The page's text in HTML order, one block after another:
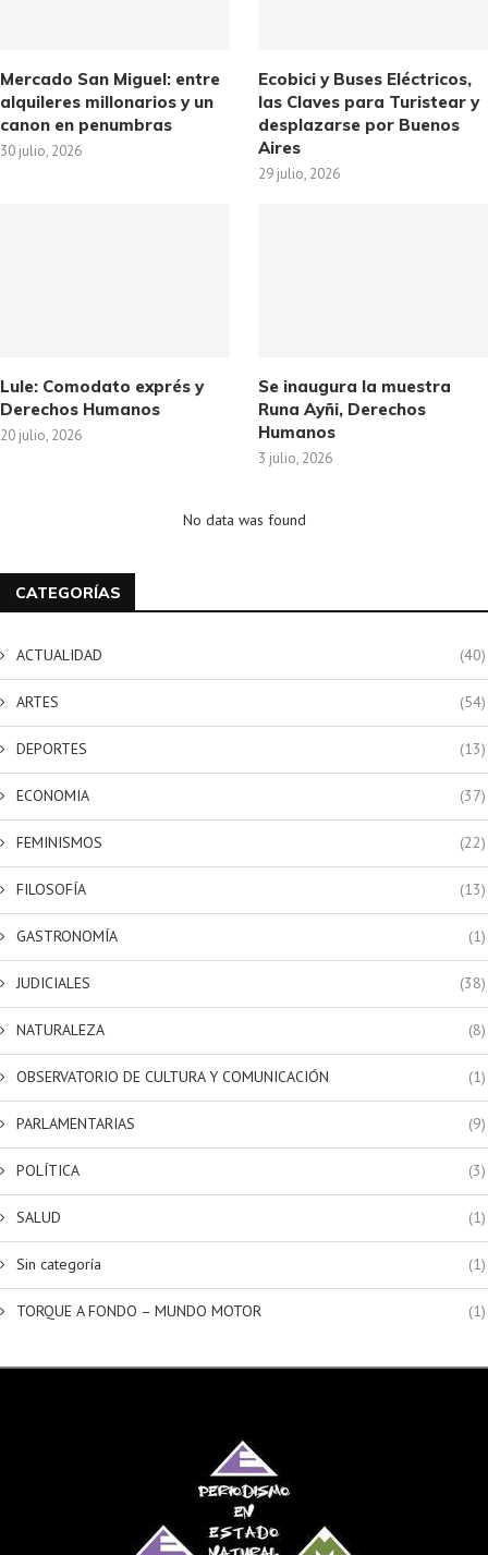
Mercado San Miguel: entre
alquileres millonarios y un
canon en penumbras
30 julio, 2026
Ecobici y Buses Eléctricos,
las Claves para Turistear y
desplazarse por Buenos
Aires
29 julio, 2026
Lule: Comodato exprés y
Derechos Humanos
20 julio, 2026
Se inaugura la muestra
Runa Ayñi, Derechos
Humanos
3 julio, 2026
No data was found
CATEGORÍAS
ACTUALIDAD (40)
ARTES (54)
DEPORTES (13)
ECONOMIA (37)
FEMINISMOS (22)
FILOSOFÍA (13)
GASTRONOMÍA (1)
JUDICIALES (38)
NATURALEZA (8)
OBSERVATORIO DE CULTURA Y COMUNICACIÓN (1)
PARLAMENTARIAS (9)
POLÍTICA (3)
SALUD (1)
Sin categoría (1)
TORQUE A FONDO – MUNDO MOTOR (1)